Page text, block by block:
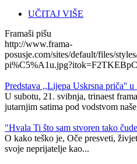
UČITAJ VIŠE
Framaši pišu
http://www.frama-
posusje.com/sites/default/files/
pi%C5%A1u.jpg?itok=F2TKEBpC
Predstava ,,Lijepa Uskrsna priča'' u
U subotu, 21. svibnja, trinaest
jutarnjim satima pod vodstvom
"Hvala Ti što sam stvoren tako
O kako teško je, Oče presveti,
svoje neprijatelje kao...